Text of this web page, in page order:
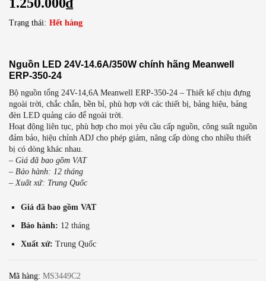
1.250.000₫
Trạng thái: Hết hàng
Nguồn LED 24V-14.6A/350W chính hãng Meanwell
ERP-350-24
Bộ nguồn tổng 24V-14,6A Meanwell ERP-350-24 – Thiết kế chịu đựng
ngoài trời, chắc chắn, bền bỉ, phù hợp với các thiết bị, bảng hiệu, bảng
đèn LED quảng cáo để ngoài trời.
Hoạt động liên tục, phù hợp cho mọi yêu cầu cấp nguồn, công suất nguồn
đảm bảo, hiệu chỉnh ADJ cho phép giảm, nâng cấp dòng cho nhiều thiết
bị có dòng khác nhau.
– Giá đã bao gồm VAT
– Bảo hành: 12 tháng
– Xuất xứ: Trung Quốc
Giá đã bao gồm VAT
Bảo hành: 12 tháng
Xuất xứ: Trung Quốc
Mã hàng: MS3449C2